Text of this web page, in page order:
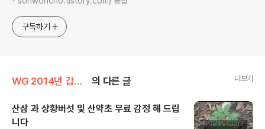
구독하기
WG 2014년 갑오년 기록 의 다른 글 더보기
산삼 과 상황버섯 및 산약초 무료 감정 해 드립
니다